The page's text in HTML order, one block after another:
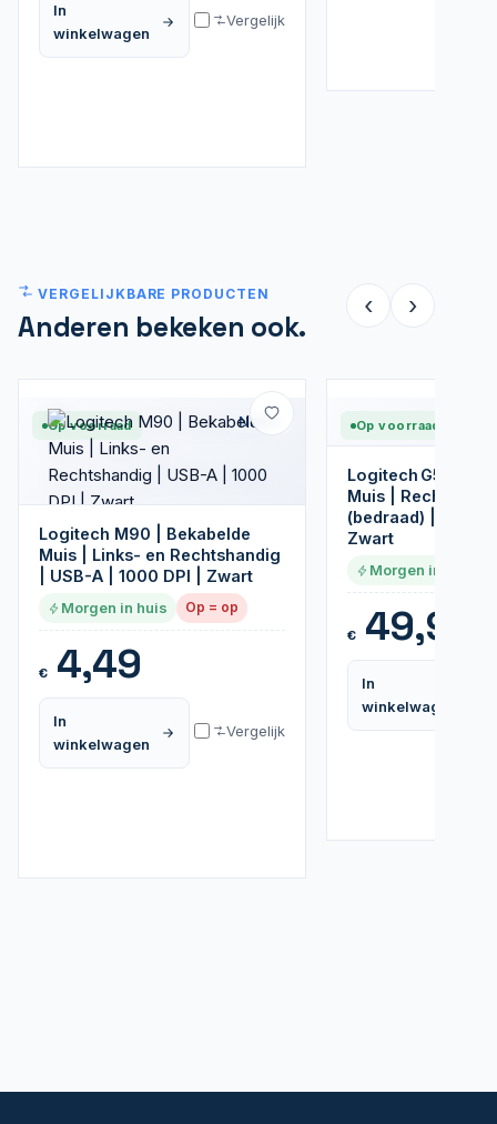
In
winkelwagen
Vergelijk
VERGELIJKBARE PRODUCTEN
Anderen bekeken ook.
‹ ›
Op voorraad Nieuw
Logitech M90 | Bekabelde
Muis | Links- en Rechtshandig
| USB-A | 1000 DPI | Zwart
Morgen in huis Op = op
€4,49
In
winkelwagen
Vergelijk
Op voorraad
Logitech G502
Muis |
(bedraad) | 100 –
Zwart
Morgen in huis
€49,95
In
winkelwagen